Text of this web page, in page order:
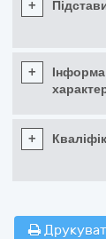
+
+
+